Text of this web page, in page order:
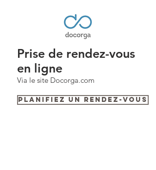
Prise de rendez-vous
en ligne
Via le site Docorga.com
Planifiez un rendez-vous